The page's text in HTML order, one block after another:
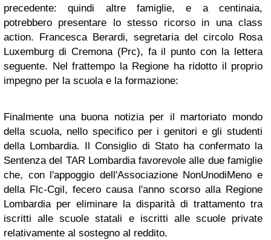
precedente: quindi altre famiglie, e a centinaia,
potrebbero presentare lo stesso ricorso in una class
action. Francesca Berardi, segretaria del circolo Rosa
Luxemburg di Cremona (Prc), fa il punto con la lettera
seguente. Nel frattempo la Regione ha ridotto il proprio
impegno per la scuola e la formazione:
Finalmente una buona notizia per il martoriato mondo
della scuola, nello specifico per i genitori e gli studenti
della Lombardia. Il Consiglio di Stato ha confermato la
Sentenza del TAR Lombardia favorevole alle due famiglie
che, con l'appoggio dell'Associazione NonUnodiMeno e
della Flc-Cgil, fecero causa l'anno scorso alla Regione
Lombardia per eliminare la disparità di trattamento tra
iscritti alle scuole statali e iscritti alle scuole private
relativamente al sostegno al reddito.